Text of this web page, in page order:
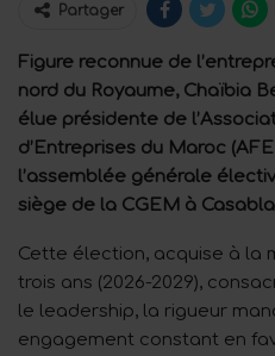
Partager
Figure reconnue de
nord du Royaume, Chaïbia
élue présidente de
d’Entreprises du Maroc
l’assemblée générale
siège de la CGEM à
Cette élection, acquise à la
trois ans (2026-2029),
le leadership, la rigueur
engagement constant en